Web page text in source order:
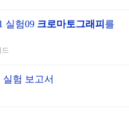
실험09 크로마토그래피 를
드
험 보고서